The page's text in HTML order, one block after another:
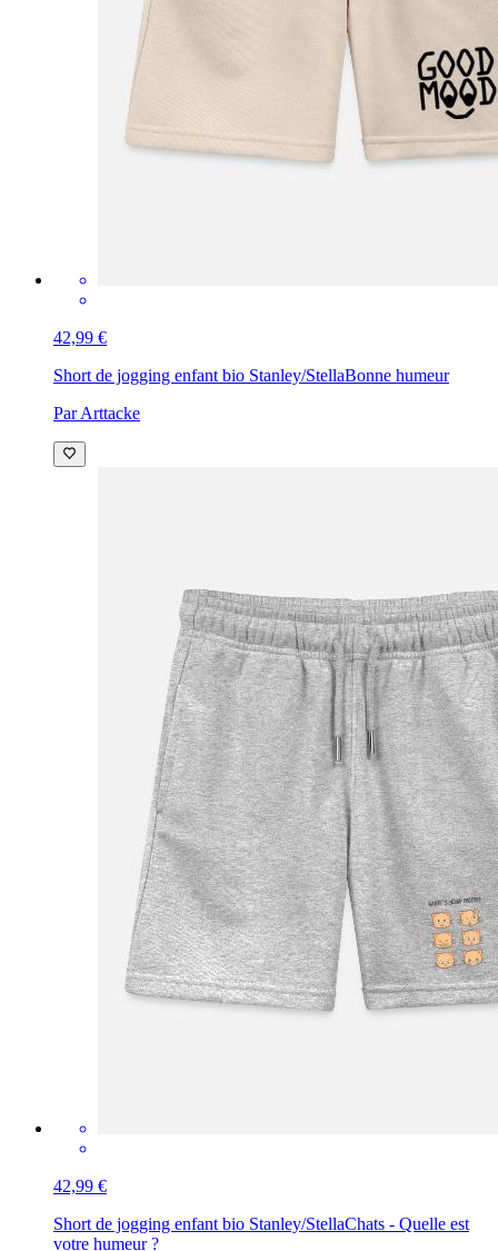
42,99 €
Short de jogging enfant bio Stanley/StellaBonne humeur
Par Arttacke
42,99 €
Short de jogging enfant bio Stanley/StellaChats - Quelle est
votre humeur ?